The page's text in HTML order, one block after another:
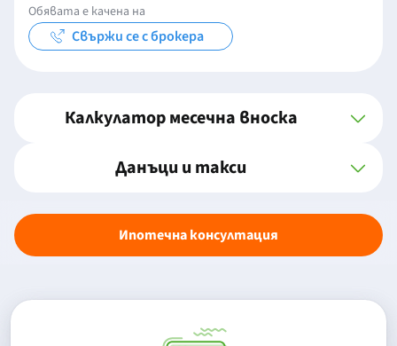
Обявата е качена на
Свържи се с брокера
Калкулатор месечна вноска
Данъци и такси
Ипотечна консултация